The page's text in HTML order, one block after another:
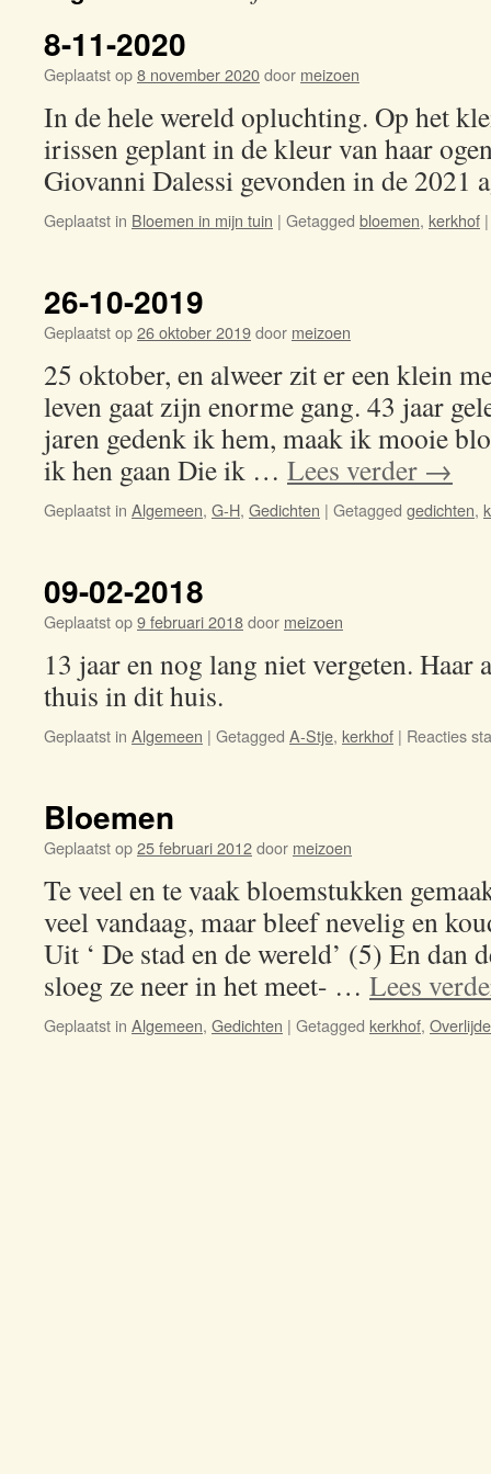
8-11-2020
Geplaatst op8 november 2020door meizoen
In de hele wereld opluchting. Op het
irissen geplant in de kleur van haar
Giovanni Dalessi gevonden in de 2021
Geplaatst in Bloemen in mijn tuin | Getagged bloemen, kerkhof |
26-10-2019
Geplaatst op26 oktober 2019door meizoen
25 oktober, en alweer zit er een klein
leven gaat zijn enorme gang. 43 jaar
jaren gedenk ik hem, maak ik mooie
ik hen gaan Die ik … Lees verder →
Geplaatst in Algemeen, G-H, Gedichten | Getagged gedichten,
09-02-2018
Geplaatst op9 februari 2018door meizoen
13 jaar en nog lang niet vergeten. Haar
thuis in dit huis.
Geplaatst in Algemeen | Getagged A-Stje, kerkhof | Reacties
Bloemen
Geplaatst op25 februari 2012door meizoen
Te veel en te vaak bloemstukken
veel vandaag, maar bleef nevelig en
Uit ‘ De stad en de wereld’ (5) En dan
sloeg ze neer in het meet- … Lees
Geplaatst in Algemeen, Gedichten | Getagged kerkhof,